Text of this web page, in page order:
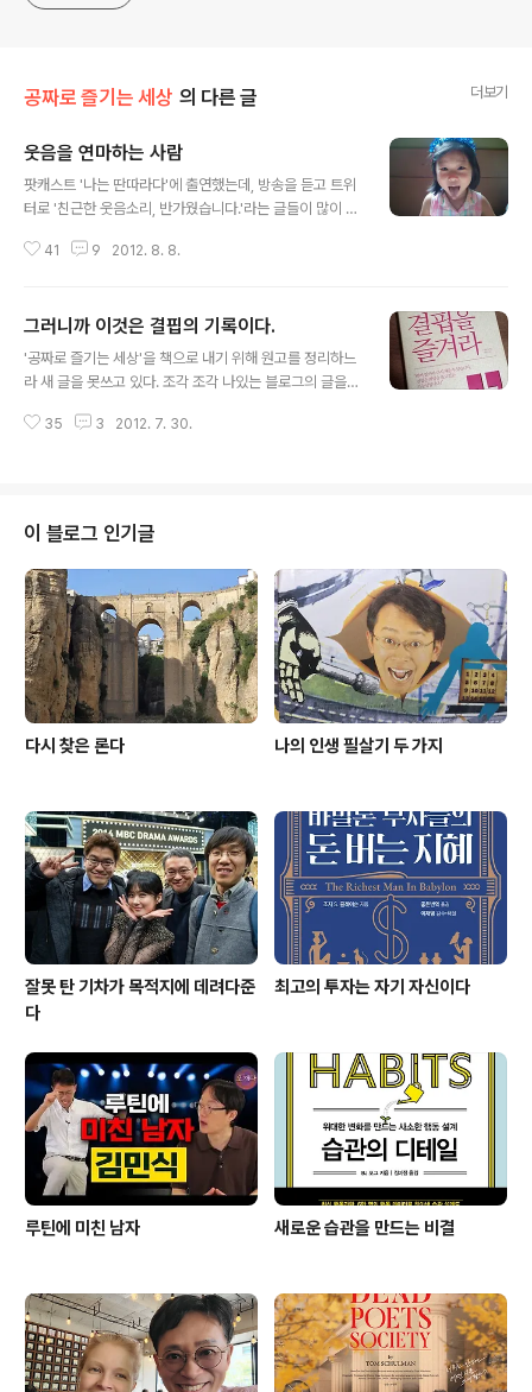
공짜로 즐기는 세상 의 다른 글 더보기
웃음을 연마하는 사람
팟캐스트 '나는 딴따라다'에 출연했는데, 방송을 듣고 트위
터로 '친근한 웃음소리, 반가웠습니다.'라는 글들이 많이 올
이 나의 웃음소리를 기억해준다는 것은 정말 고마운 일이
외모는 타고 난 것이니 바꿀 수 없지 않은가. 그래서 생각한
것이 얼굴은 못 바꿔도 표정이나 인상은 바꿀 수 있다는 것
이다. 무엇보다 웃음소리는 타고나기보다 터득하는 게 아
우렁차고 시원시원했다. 같이 있다가 그 웃음소리만 들어
41 9 2012. 8. 8.
그러니까 이것은 결핍의 기록이다.
'공짜로 즐기는 세상'을 책으로 내기 위해 원고를 정리하느
라 새 글을 못쓰고 있다. 조각 조각 나있는 블로그의 글을
들은 다섯개로 분류된다. 공짜 피디 스쿨, 공짜 영어 스쿨,
자신의 소유를 자랑하거나, 자신의 경험을 자랑하거나, 자
신의 감각을 자랑한다. 그런데 나의 자랑질을 들여다보면
지독한 결핍이 보인다. 그러니까 이것은 결핍의 기록이다.
피디로 먹고 살지만, 피디가 되기 위한 정식 교육은 단 한
번도 받은 적이 없다. 방송 연출에 대해 제도권 교육을 받은
적이 없다는 결..
35 3 2012. 7. 30.
이 블로그 인기글
다시 찾은 론다 나의 인생 필살기 두 가지
잘못 탄 기차가 목적지에 데려다준
다
최고의 투자는 자기 자신이다
루틴에 미친 남자 새로운 습관을 만드는 비결